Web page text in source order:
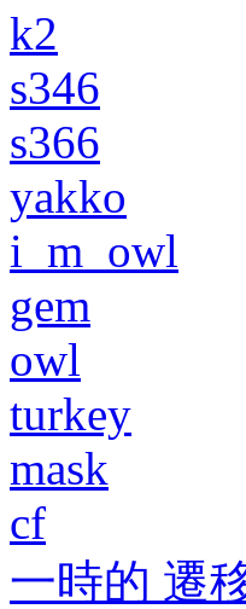
k2
s346
s366
yakko
i_m_owl
gem
owl
turkey
mask
cf
一時的 遷